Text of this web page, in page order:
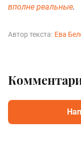
вполне реальные.
Автор текста: Ева